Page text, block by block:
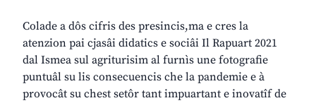
Colade a dôs cifris des presincis,ma e cres la
atenzion pai cjasâi didatics e sociâi Il Rapuart 2021
dal Ismea sul agriturisim al furnìs une fotografie
puntuâl su lis consecuencis che la pandemie e à
provocât su chest setôr tant impuartant e inovatîf de